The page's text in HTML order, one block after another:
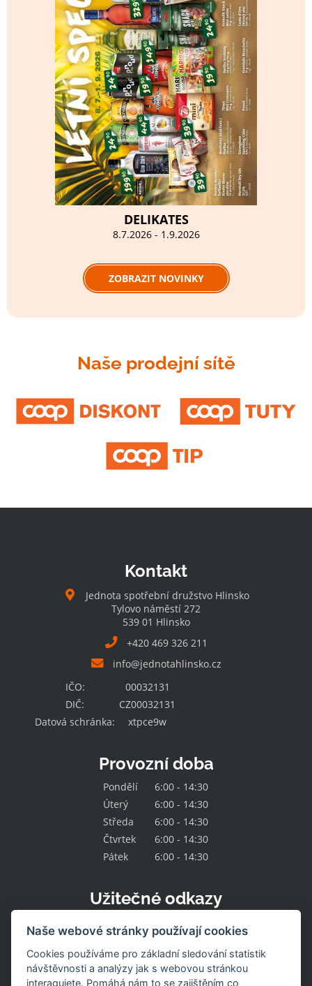
DELIKATES
8.7.2026 - 1.9.2026
ZOBRAZIT NOVINKY
Naše prodejní sítě
Kontakt
Jednota spotřební družstvo Hlinsko
Tylovo náměstí 272
539 01 Hlinsko
+420 469 326 211
info@jednotahlinsko.cz
IČO:
00032131
DIČ:
CZ00032131
Datová schránka:
xtpce9w
Provozní doba
Pondělí
6:00 - 14:30
Úterý
6:00 - 14:30
Středa
6:00 - 14:30
Čtvrtek
6:00 - 14:30
Pátek
6:00 - 14:30
Užitečné odkazy
O družstvu
Naše prodejny
Pracovní místa
Naše webové stránky používají cookies
Cookies používáme pro základní sledování statistik
návštěvnosti a analýzy jak s webovou stránkou
interagujete. Pomáhá nám to se zajištěním co